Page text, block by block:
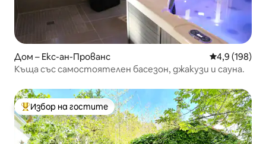
Дом – Екс-ан-Прованс Средна
4,9 (198)
Къща със самостоятелен басезон, джакузи и сауна.
Най-популярен избор на гостите
Избор на гостите